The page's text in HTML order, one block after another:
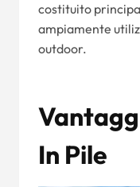
costituito
ampiamente
outdoor.
In Pile